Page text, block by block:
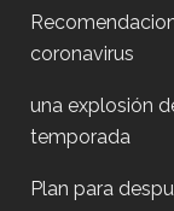
coronavirus
una explosión
temporada
Plan para